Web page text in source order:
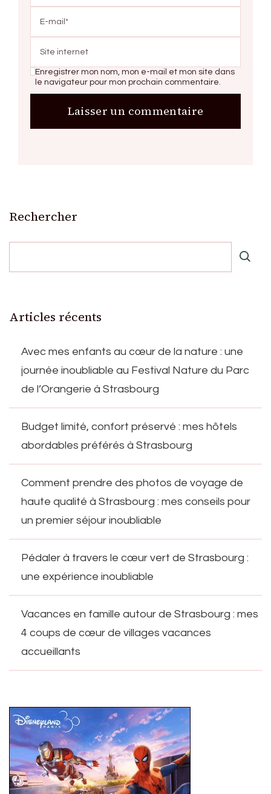
Enregistrer mon nom, mon e-mail et mon site dans
le navigateur pour mon prochain commentaire.
Rechercher
Articles récents
Avec mes enfants au cœur de la nature : une
journée inoubliable au Festival Nature du Parc
de l’Orangerie à Strasbourg
Budget limité, confort préservé : mes hôtels
abordables préférés à Strasbourg
Comment prendre des photos de voyage de
haute qualité à Strasbourg : mes conseils pour
un premier séjour inoubliable
Pédaler à travers le cœur vert de Strasbourg :
une expérience inoubliable
Vacances en famille autour de Strasbourg : mes
4 coups de cœur de villages vacances
accueillants